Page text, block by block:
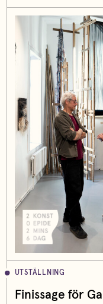
UTSTÄLLNING
Finissage för